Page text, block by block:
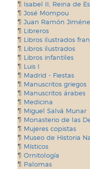
Isabel II, Reina de
José Mompou
Juan Ramón
Libreros
Libros ilustrados
Libros ilustrados
Libros infantiles
Luis I
Madrid - Fiestas
Manuscritos griegos
Manuscritos árabes
Medicina
Miguel Salvá Munar
Monasterio de las
Mujeres copistas
Museo de Historia
Místicos
Ornitología
Palomas